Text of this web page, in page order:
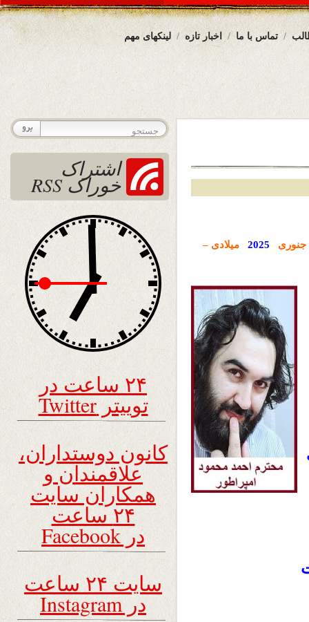
لینکهای مهم اخبار تازه تماس با ما
جنوری 2025 میلادی –
اشتراک
خوراک RSS
۲۴ ساعت در
توییتر Twitter
کانون دوستداران،
علاقمندان و
همکاران سایت
۲۴ ساعت
در Facebook
سایت ۲۴ ساعت
در Instagram